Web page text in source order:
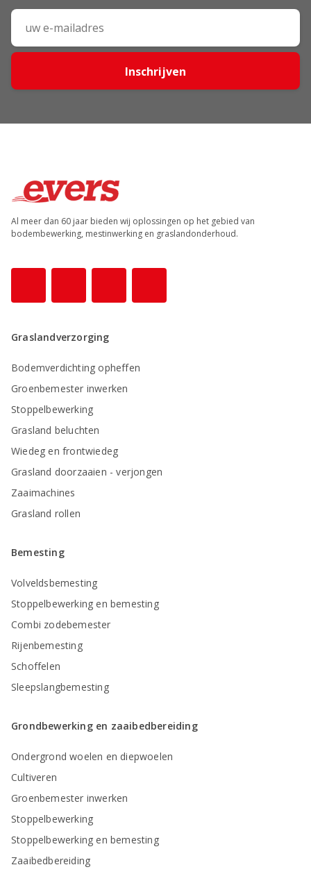
Inschrijven
Al meer dan 60 jaar bieden wij oplossingen op het gebied van
bodembewerking, mestinwerking en graslandonderhoud.
Graslandverzorging
Bodemverdichting opheffen
Groenbemester inwerken
Stoppelbewerking
Grasland beluchten
Wiedeg en frontwiedeg
Grasland doorzaaien - verjongen
Zaaimachines
Grasland rollen
Bemesting
Volveldsbemesting
Stoppelbewerking en bemesting
Combi zodebemester
Rijenbemesting
Schoffelen
Sleepslangbemesting
Grondbewerking en zaaibedbereiding
Ondergrond woelen en diepwoelen
Cultiveren
Groenbemester inwerken
Stoppelbewerking
Stoppelbewerking en bemesting
Zaaibedbereiding